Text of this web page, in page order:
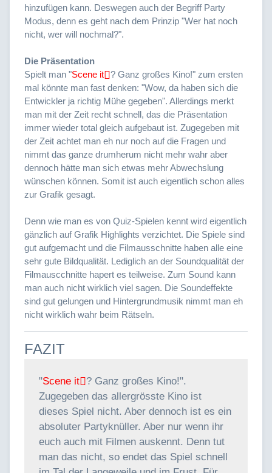
hinzufügen kann. Deswegen auch der Begriff Party
Modus, denn es geht nach dem Prinzip "Wer hat noch
nicht, wer will nochmal?".
Die Präsentation
Spielt man "Scene it
? Ganz großes Kino!" zum ersten
mal könnte man fast denken: "Wow, da haben sich die
Entwickler ja richtig Mühe gegeben". Allerdings merkt
man mit der Zeit recht schnell, das die Präsentation
immer wieder total gleich aufgebaut ist. Zugegeben mit
der Zeit achtet man eh nur noch auf die Fragen und
nimmt das ganze drumherum nicht mehr wahr aber
dennoch hätte man sich etwas mehr Abwechslung
wünschen können. Somit ist auch eigentlich schon alles
zur Grafik gesagt.
Denn wie man es von Quiz-Spielen kennt wird eigentlich
gänzlich auf Grafik Highlights verzichtet. Die Spiele sind
gut aufgemacht und die Filmausschnitte haben alle eine
sehr gute Bildqualität. Lediglich an der Soundqualität der
Filmauscchnitte hapert es teilweise. Zum Sound kann
man auch nicht wirklich viel sagen. Die Soundeffekte
sind gut gelungen und Hintergrundmusik nimmt man eh
nicht wirklich wahr beim Rätseln.
FAZIT
"Scene it
? Ganz großes Kino!".
Zugegeben das allergrösste Kino ist
dieses Spiel nicht. Aber dennoch ist es ein
absoluter Partyknüller. Aber nur wenn ihr
euch auch mit Filmen auskennt. Denn tut
man das nicht, so endet das Spiel schnell